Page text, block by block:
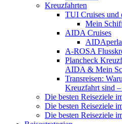
Kreuzfahrten
TUI Cruises und
Mein
AIDA Cruises
AIDAperla
A-ROSA
Plancheck
AIDA & Mein
Transreisen:
Kreuzfahrt sind –
Die besten Reiseziele
Die besten Reiseziele
Die besten Reiseziele